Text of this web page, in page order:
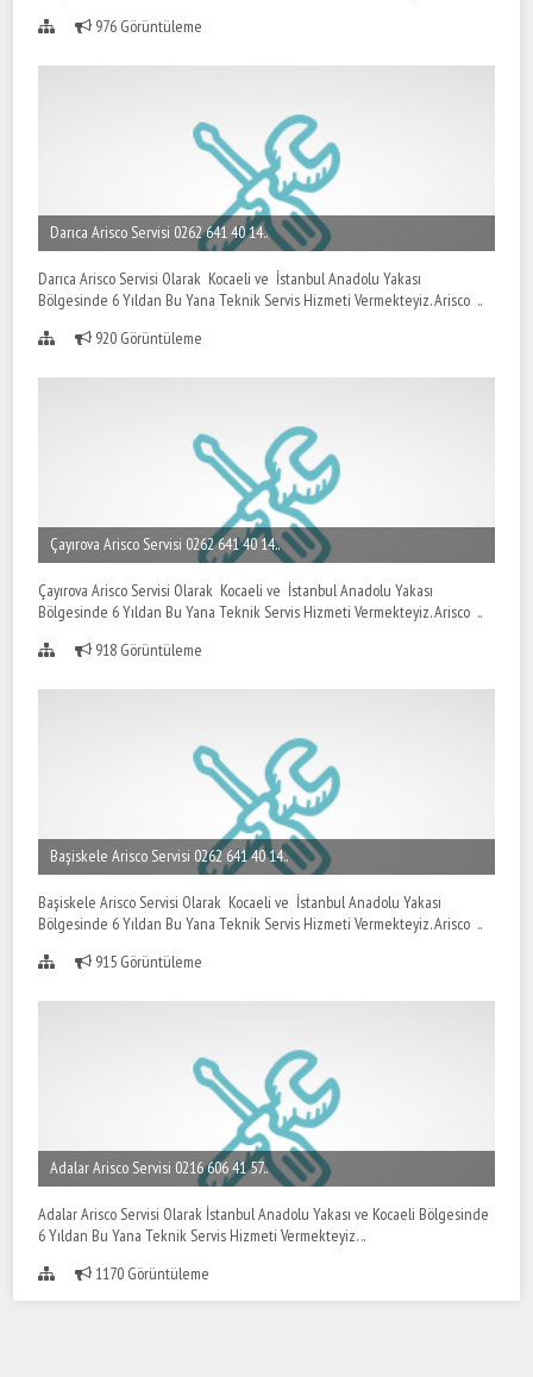
976 Görüntüleme
Darıca Arisco Servisi 0262 641 40 14..
Darıca Arisco Servisi Olarak Kocaeli ve İstanbul Anadolu Yakası
Bölgesinde 6 Yıldan Bu Yana Teknik Servis Hizmeti Vermekteyiz. Arisco ..
920 Görüntüleme
Çayırova Arisco Servisi 0262 641 40 14..
Çayırova Arisco Servisi Olarak Kocaeli ve İstanbul Anadolu Yakası
Bölgesinde 6 Yıldan Bu Yana Teknik Servis Hizmeti Vermekteyiz. Arisco ..
918 Görüntüleme
Başiskele Arisco Servisi 0262 641 40 14..
Başiskele Arisco Servisi Olarak Kocaeli ve İstanbul Anadolu Yakası
Bölgesinde 6 Yıldan Bu Yana Teknik Servis Hizmeti Vermekteyiz. Arisco ..
915 Görüntüleme
Adalar Arisco Servisi 0216 606 41 57..
Adalar Arisco Servisi Olarak İstanbul Anadolu Yakası ve Kocaeli Bölgesinde
6 Yıldan Bu Yana Teknik Servis Hizmeti Vermekteyiz. ..
1170 Görüntüleme